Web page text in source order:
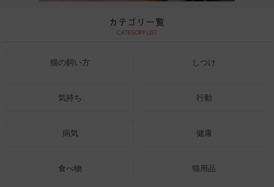
猫の飼い方 しつけ
気持ち 行動
病気 健康
食べ物 猫用品